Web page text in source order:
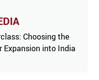
Choosing the
Expansion into India